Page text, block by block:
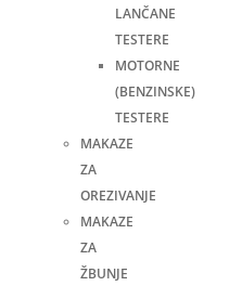
LANČANE
TESTERE
MOTORNE
(BENZINSKE)
TESTERE
MAKAZE
ZA
OREZIVANJE
MAKAZE
ZA
ŽBUNJE